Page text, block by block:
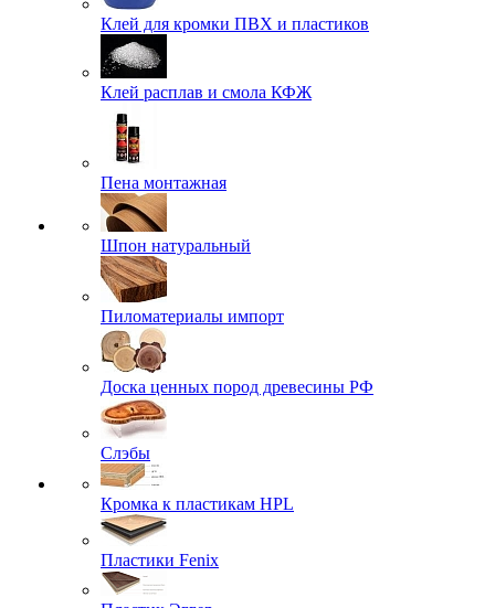
Клей для кромки ПВХ и пластиков
Клей расплав и смола КФЖ
Пена монтажная
Шпон натуральный
Пиломатериалы импорт
Доска ценных пород древесины РФ
Слэбы
Кромка к пластикам HPL
Пластики Fenix